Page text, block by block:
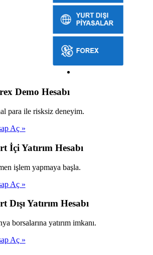
Demo Hesabı
para ile risksiz deneyim.
Aç »
İçi Yatırım Hesabı
işlem yapmaya başla.
Aç »
Dışı Yatırım Hesabı
borsalarına yatırım imkanı.
Aç »